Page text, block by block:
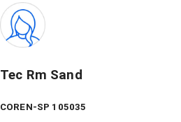
Tec Rm Sand
COREN-SP 105035